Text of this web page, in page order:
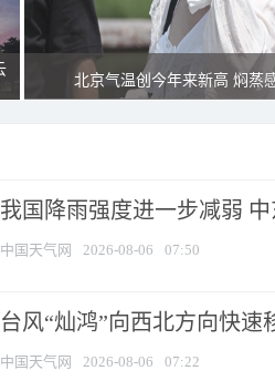
北京气温创今年来新高 焖蒸
我国降雨强度进一步减弱
中国天气网 2026-08-06 07:50
台风“灿鸿”向西北方向快
中国天气网 2026-08-06 07:22